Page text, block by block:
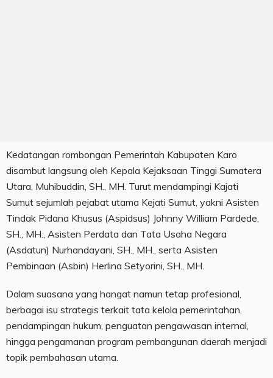
Kedatangan rombongan Pemerintah Kabupaten Karo
disambut langsung oleh Kepala Kejaksaan Tinggi Sumatera
Utara, Muhibuddin, SH., MH. Turut mendampingi Kajati
Sumut sejumlah pejabat utama Kejati Sumut, yakni Asisten
Tindak Pidana Khusus (Aspidsus) Johnny William Pardede,
SH., MH., Asisten Perdata dan Tata Usaha Negara
(Asdatun) Nurhandayani, SH., MH., serta Asisten
Pembinaan (Asbin) Herlina Setyorini, SH., MH.
Dalam suasana yang hangat namun tetap profesional,
berbagai isu strategis terkait tata kelola pemerintahan,
pendampingan hukum, penguatan pengawasan internal,
hingga pengamanan program pembangunan daerah menjadi
topik pembahasan utama.